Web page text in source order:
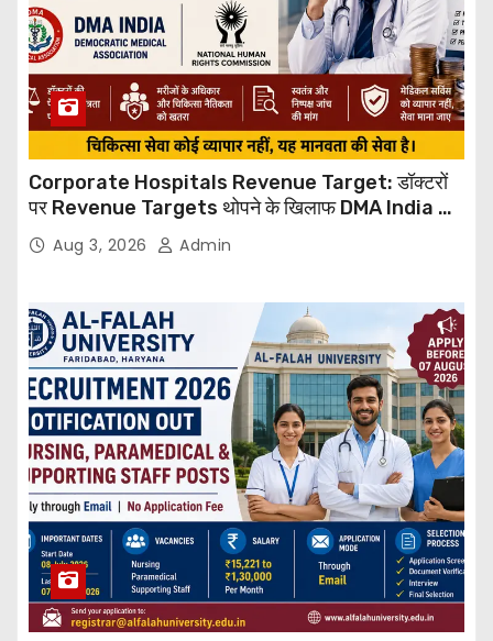
Corporate Hospitals Revenue Target: डॉक्टरों
पर Revenue Targets थोपने के खिलाफ DMA India का
बड़ा कदम, NHRC से Suo Motu जांच की मांग
Aug 3, 2026 Admin